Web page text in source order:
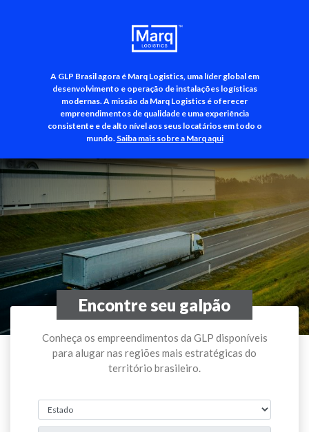
A GLP Brasil agora é Marq Logistics, uma líder global em
desenvolvimento e operação de instalações logísticas
modernas. A missão da Marq Logistics é oferecer
empreendimentos de qualidade e uma experiência
consistente e de alto nível aos seus locatários em todo o
mundo. Saiba mais sobre a Marq aqui
+55 (11) 3500-3700
Encontre seu galpão
Conheça os empreendimentos da GLP disponíveis
para alugar nas regiões mais estratégicas do
território brasileiro.